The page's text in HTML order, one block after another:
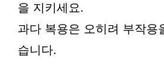
을 지키세요.
과다 복용은 오히려 부작용
습니다.